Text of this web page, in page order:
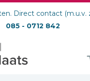
Direct contact (m.u.v.
085 - 0712 842